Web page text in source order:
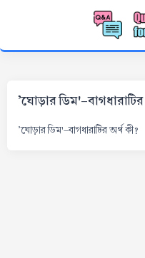
'ঘোড়ার ডিম'-
'ঘোড়ার ডিম'-বাগধারাটির অর্থ কী?